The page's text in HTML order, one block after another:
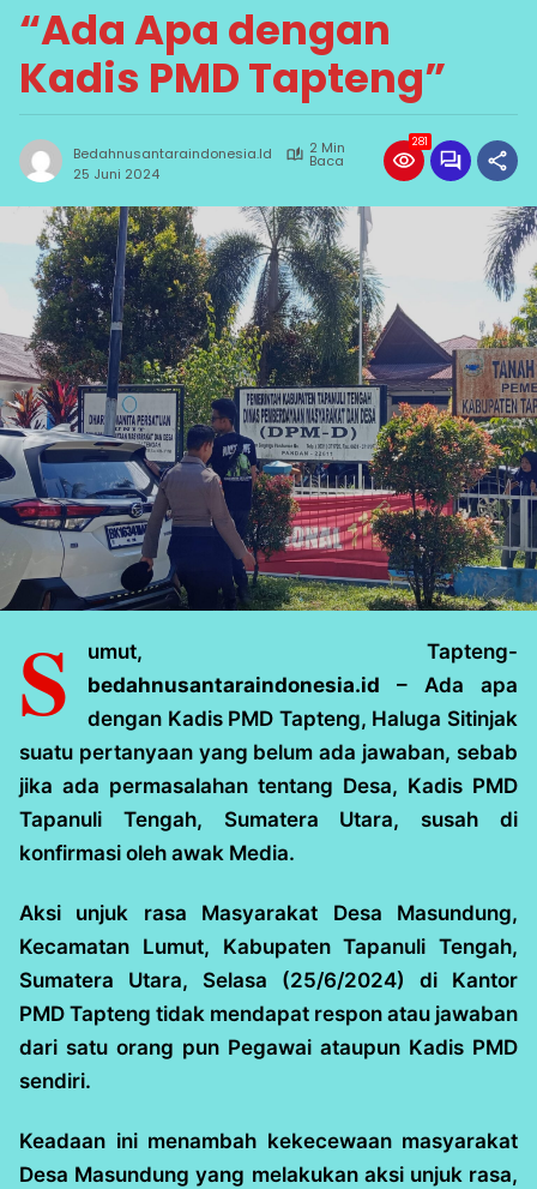
“Ada Apa dengan
Kadis PMD Tapteng”
Bedahnusantaraindonesia.id 2 Min
Baca
25 Juni 2024
281
S
umut, Tapteng-
bedahnusantaraindonesia.id – Ada apa
dengan Kadis PMD Tapteng, Haluga Sitinjak
suatu pertanyaan yang belum ada jawaban, sebab
jika ada permasalahan tentang Desa, Kadis PMD
Tapanuli Tengah, Sumatera Utara, susah di
konfirmasi oleh awak Media.
Aksi unjuk rasa Masyarakat Desa Masundung,
Kecamatan Lumut, Kabupaten Tapanuli Tengah,
Sumatera Utara, Selasa (25/6/2024) di Kantor
PMD Tapteng tidak mendapat respon atau jawaban
dari satu orang pun Pegawai ataupun Kadis PMD
sendiri.
Keadaan ini menambah kekecewaan masyarakat
Desa Masundung yang melakukan aksi unjuk rasa,